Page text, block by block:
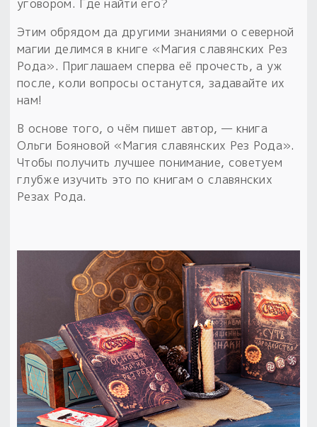
уговором. Где найти его?
Этим обрядом да другими знаниями о северной
магии делимся в книге «Магия славянских Рез
Рода». Приглашаем сперва её прочесть, а уж
после, коли вопросы останутся, задавайте их
нам!
В основе того, о чём пишет автор, — книга
Ольги Бояновой «Магия славянских Рез Рода».
Чтобы получить лучшее понимание, советуем
глубже изучить это по книгам о славянских
Резах Рода.